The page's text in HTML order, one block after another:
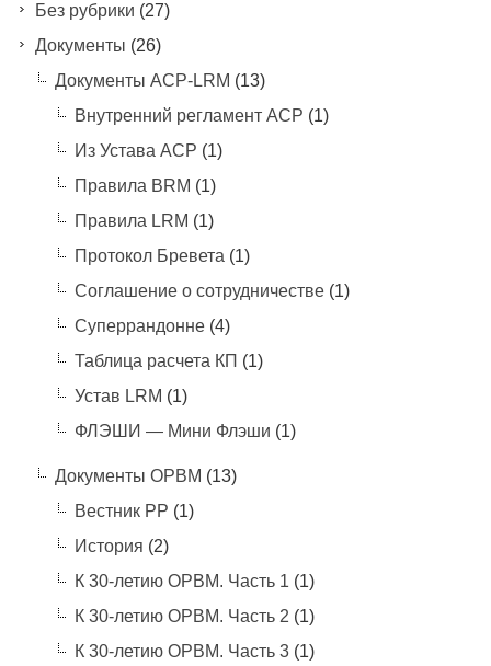
Без рубрики (27)
Документы (26)
Документы ACP-LRM (13)
Внутренний регламент АСР (1)
Из Устава АСР (1)
Правила BRM (1)
Правила LRM (1)
Протокол Бревета(1)
Соглашение о сотрудничестве(1)
Суперрандонне(4)
Таблица расчета КП (1)
Устав LRM (1)
ФЛЭШИ — Мини Флэши (1)
Документы ОРВМ (13)
Вестник РР (1)
История (2)
К 30-летию ОРВМ. Часть 1(1)
К 30-летию ОРВМ. Часть 2 (1)
К 30-летию ОРВМ. Часть 3(1)